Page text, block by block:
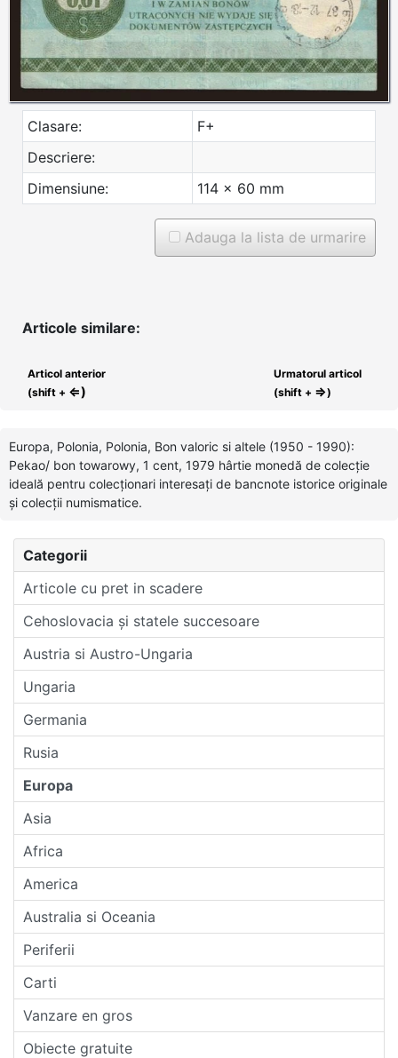
Categorii
Articole cu pret in scadere
Cehoslovacia și statele succesoare
Austria si Austro-Ungaria
Ungaria
Germania
Rusia
Europa
Asia
Africa
America
Australia si Oceania
Periferii
Carti
Vanzare en gros
Obiecte gratuite
Clasare:
F+
Descriere:
Dimensiune:
114 x 60 mm
Adauga la lista de urmarire
Articole similare:
Articol anterior
(shift + ⇐)
Urmatorul articol
(shift + ⇒)
Europa, Polonia, Polonia, Bon valoric si altele (1950 - 1990):
Pekao/ bon towarowy, 1 cent, 1979 hârtie monedă de colecție
ideală pentru colecționari interesați de bancnote istorice originale
și colecții numismatice.